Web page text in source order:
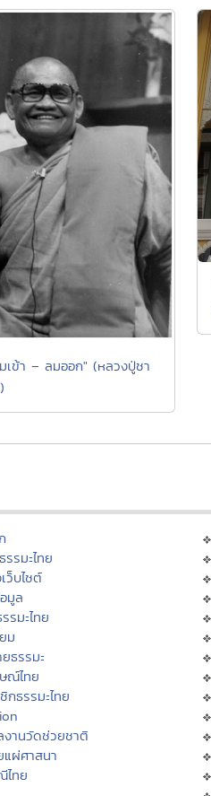
เข้า – ลมออก" (หลวงปู่ชา
รมะไทย
ว็บไซต์
มูล
รมะไทย
ม
ธรรมะ
ณ์ไทย
กธรรมะไทย
งานวัดช่วยชาติ
แผ่ศาสนา
ไทย